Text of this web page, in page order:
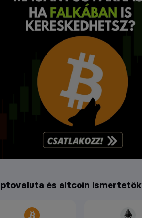
és altcoin ismertetők